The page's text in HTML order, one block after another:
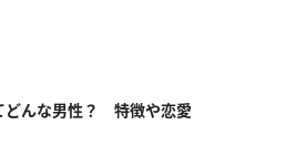
どんな男性？ 特徴や恋愛